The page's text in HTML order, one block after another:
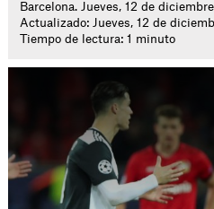
Barcelona. Jueves, 12 de
Actualizado: Jueves, 12 de
Tiempo de lectura: 1 minuto